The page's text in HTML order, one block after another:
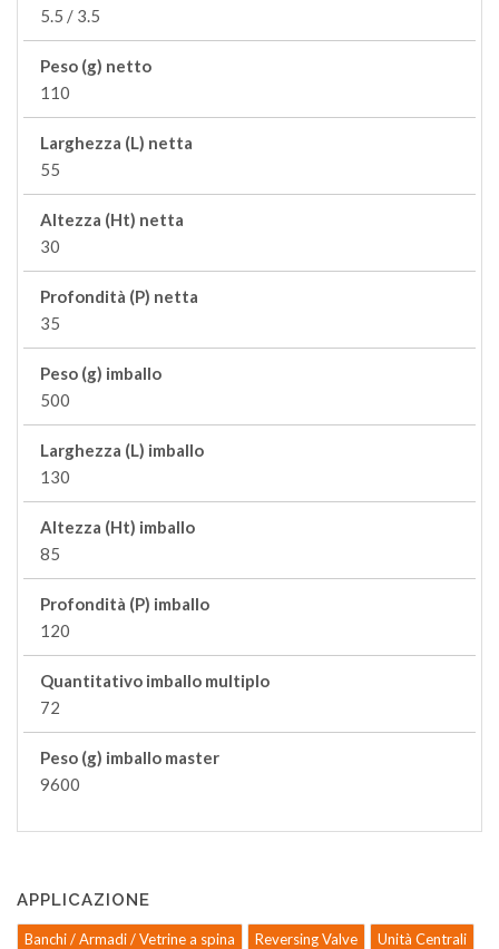
5.5 / 3.5
Peso (g) netto
110
Larghezza (L) netta
55
Altezza (Ht) netta
30
Profondità (P) netta
35
Peso (g) imballo
500
Larghezza (L) imballo
130
Altezza (Ht) imballo
85
Profondità (P) imballo
120
Quantitativo imballo multiplo
72
Peso (g) imballo master
9600
APPLICAZIONE
Banchi / Armadi / Vetrine a spina Reversing Valve Unità Centrali